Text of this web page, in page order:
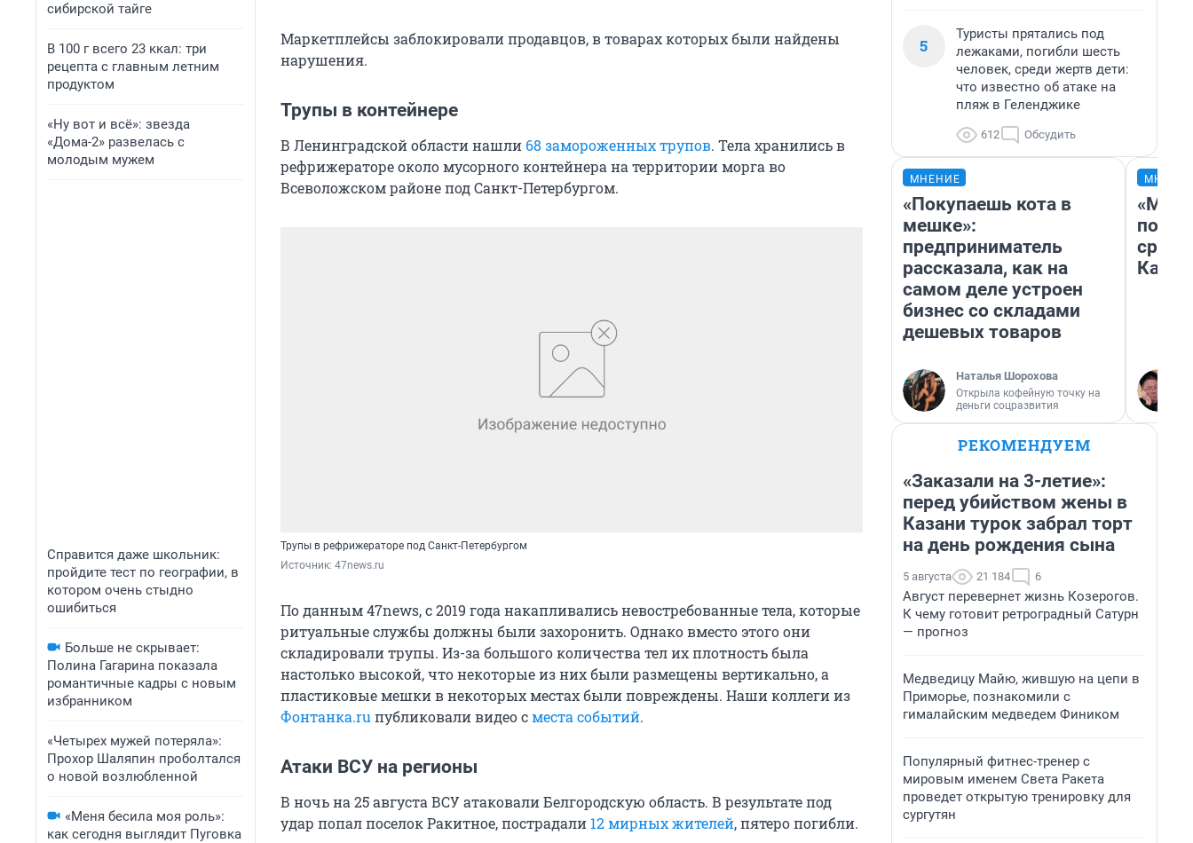
сибирской тайге
В 100 г всего 23 ккал: три
рецепта с главным летним
продуктом
«Ну вот и всё»: звезда
«Дома-2» развелась с
молодым мужем
Справится даже школьник:
пройдите тест по географии, в
котором очень стыдно
ошибиться
Больше не скрывает:
Полина Гагарина показала
романтичные кадры с новым
избранником
«Четырех мужей потеряла»:
Прохор Шаляпин проболтался
о новой возлюбленной
«Меня бесила моя роль»:
как сегодня выглядит Пуговка
Маркетплейсы заблокировали продавцов, в товарах которых были найдены
нарушения.
Трупы в контейнере
В Ленинградской области нашли 68 замороженных трупов. Тела хранились в
рефрижераторе около мусорного контейнера на территории морга во
Всеволожском районе под Санкт-Петербургом.
Трупы в рефрижераторе под Санкт-Петербургом
Источник: 47news.ru
По данным 47news, с 2019 года накапливались невостребованные тела, которые
ритуальные службы должны были захоронить. Однако вместо этого они
складировали трупы. Из-за большого количества тел их плотность была
настолько высокой, что некоторые из них были размещены вертикально, а
пластиковые мешки в некоторых местах были повреждены. Наши коллеги из
Фонтанка.ruпубликовали видео сместа событий.
Атаки ВСУ на регионы
В ночь на 25 августа ВСУ атаковали Белгородскую область. В результате под
удар попал поселок Ракитное, пострадали 12 мирных жителей, пятеро погибли.
5
Туристы прятались под
лежаками, погибли шесть
человек, среди жертв дети:
что известно об атаке на
пляж в Геленджике
612 Обсудить
МНЕНИЕ
«Покупаешь кота в
мешке»:
предприниматель
рассказала, как на
самом деле устроен
бизнес со складами
дешевых товаров
Наталья Шорохова
Открыла кофейную точку на
деньги соцразвития
РЕКОМЕНДУЕМ
«Заказали на 3-летие»:
перед убийством жены в
Казани турок забрал торт
на день рождения сына
5 августа 21 184 6
Август перевернет жизнь Козерогов.
К чему готовит ретроградный Сатурн
— прогноз
Медведицу Майю, жившую на цепи в
Приморье, познакомили с
гималайским медведем Фиником
Популярный фитнес-тренер с
мировым именем Света Ракета
проведет открытую тренировку для
сургутян